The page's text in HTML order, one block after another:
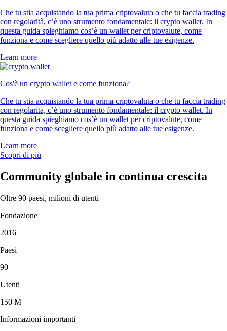
Che tu stia acquistando la tua prima criptovaluta o che tu faccia trading
con regolarità, c’è uno strumento fondamentale: il crypto wallet. In
questa guida spieghiamo cos’è un wallet per criptovalute, come
funziona e come scegliere quello più adatto alle tue esigenze.
Learn more
Cos'è un crypto wallet e come funziona?
Che tu stia acquistando la tua prima criptovaluta o che tu faccia trading
con regolarità, c’è uno strumento fondamentale: il crypto wallet. In
questa guida spieghiamo cos’è un wallet per criptovalute, come
funziona e come scegliere quello più adatto alle tue esigenze.
Learn more
Scopri di più
Community globale in continua crescita
Oltre 90 paesi, milioni di utenti
Fondazione
2016
Paesi
90
Utenti
150 M
Informazioni importanti